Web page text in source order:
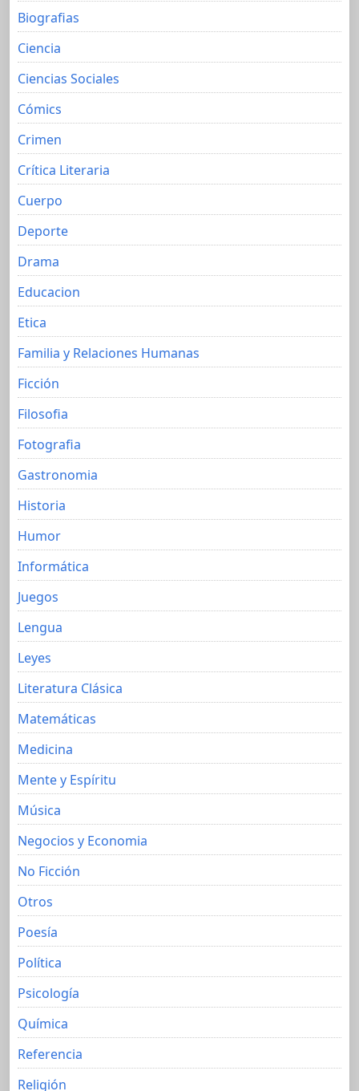
Biografias
Ciencia
Ciencias Sociales
Cómics
Crimen
Crítica Literaria
Cuerpo
Deporte
Drama
Educacion
Etica
Familia y Relaciones Humanas
Ficción
Filosofia
Fotografia
Gastronomia
Historia
Humor
Informática
Juegos
Lengua
Leyes
Literatura Clásica
Matemáticas
Medicina
Mente y Espíritu
Música
Negocios y Economia
No Ficción
Otros
Poesía
Política
Psicología
Química
Referencia
Religión